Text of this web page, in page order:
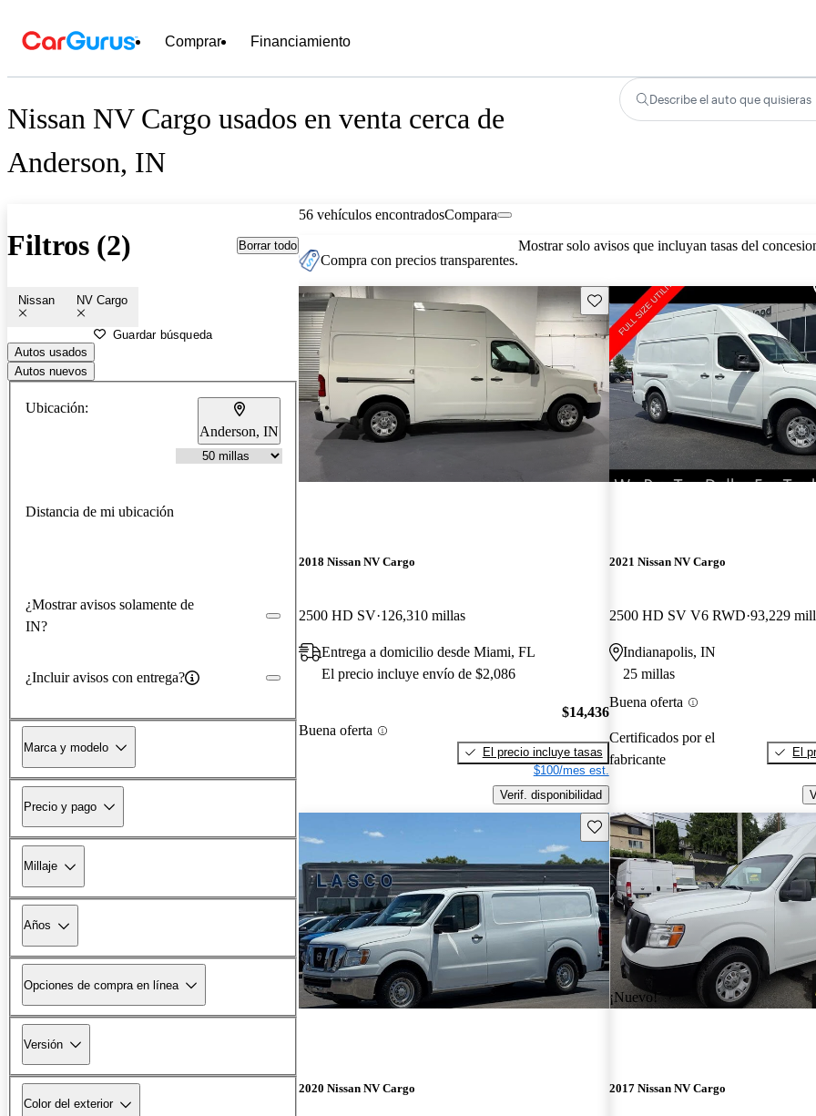
Comprar Financiamiento
Nissan NV Cargo usados en venta cerca de
Anderson, IN
Describe el auto que quisieras
Filtros (2) Borrar todo
Nissan NV Cargo
Guardar búsqueda
Autos usados
Autos nuevos
Ubicación:
Anderson, IN
Distancia de mi ubicación
¿Mostrar avisos solamente de
IN?
¿Incluir avisos con entrega?
Marca y modelo
Precio y pago
Millaje
Años
Opciones de compra en línea
Versión
Color del exterior
56 vehículos encontradosCompara
Compra con precios transparentes.
Mostrar solo avisos que incluyan tasas del
Guarda este Aviso
2018 Nissan NV Cargo
2500 HD SV 126,310 millas
Entrega a domicilio desde Miami, FL
El precio incluye envío de $2,086
Buena oferta
$14,436
El precio incluye tasas
$100/mes est.
Verif. disponibilidad
2021 Nissan NV Cargo
2500 HD SV V6 RWD 93,229
Indianapolis, IN
25 millas
Buena oferta
Certificados por el
fabricante
El
Guarda este Aviso
2020 Nissan NV Cargo
¡Nuevo!
2017 Nissan NV Cargo